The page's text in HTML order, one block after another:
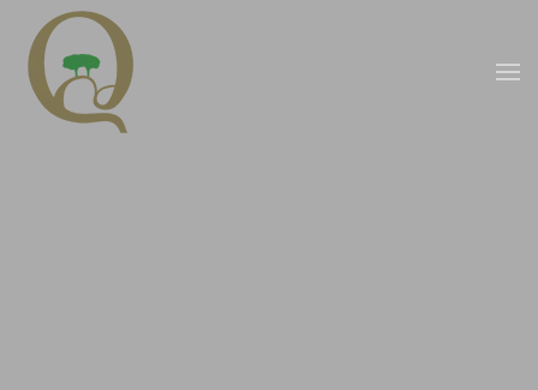
Saltar para o conteúdo principal